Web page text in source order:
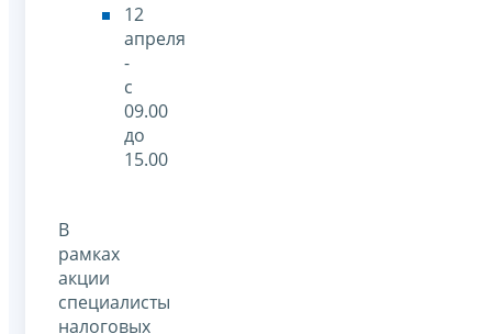
12
апреля
-
с
09.00
до
15.00
В
рамках
акции
специалисты
налоговых